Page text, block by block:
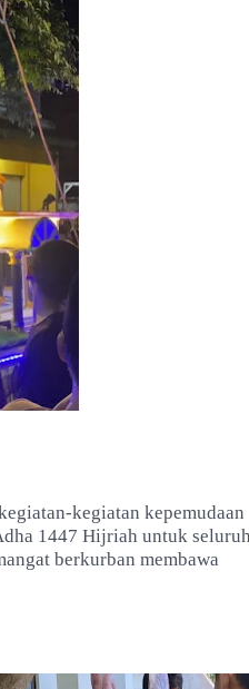
kegiatan kepemudaan
1447 Hijriah untuk seluruh
berkurban membawa